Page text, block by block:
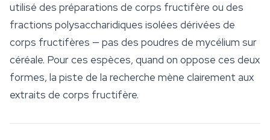
utilisé des préparations de corps fructifère ou des
fractions polysaccharidiques isolées dérivées de
corps fructifères — pas des poudres de mycélium sur
céréale. Pour ces espèces, quand on oppose ces deux
formes, la piste de la recherche mène clairement aux
extraits de corps fructifère.